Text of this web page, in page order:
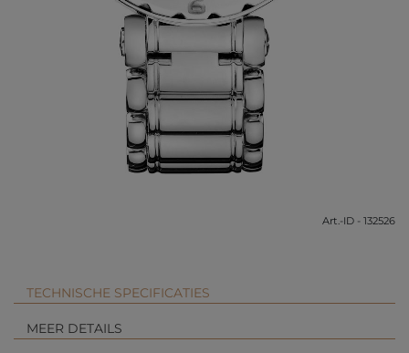
Art.-ID - 132526
TECHNISCHE SPECIFICATIES
MEER DETAILS